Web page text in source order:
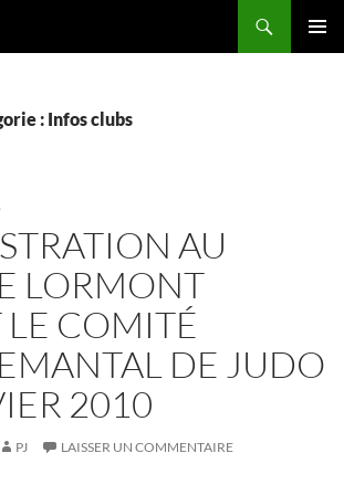
: Infos clubs
AU
LORMONT
COMITÉ
DE JUDO
2010
PJ LAISSER UN COMMENTAIRE